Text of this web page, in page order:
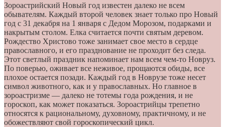
Зороастрийский Новый год известен далеко не всем
обывателям. Каждый второй человек знает только про Новый
год с 31 декабря на 1 января с Дедом Морозом, подарками и
накрытым столом. Елка считается почти святым деревом.
Рождество Христово тоже занимает свое место в сердце
православного, и его празднование не проходит без следа.
Этот светлый праздник напоминает нам всем чем-то Новруз.
По поверью, оживает все неживое, прощаются обиды, все
плохое остается позади. Каждый год в Новрузе тоже несет
символ животного, как и у православных. Но главное в
зороастризме — далеко не тотемы года рождения, и не
гороскоп, как может показаться. Зороастрийцы трепетно
относятся к рациональному, духовному, практичному, и не
обожествляют свой гороскопический цикл.